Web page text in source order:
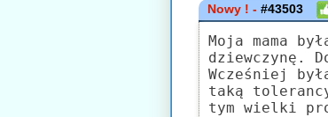
Nowy ! -#43503
Moja mama
dziewczynę.
Wcześniej
taką
tym wielki